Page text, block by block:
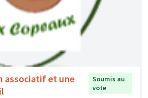
associatif et une
Soumis au
vote